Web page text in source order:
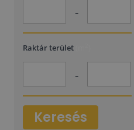
-
Raktár terület
-
Keresés